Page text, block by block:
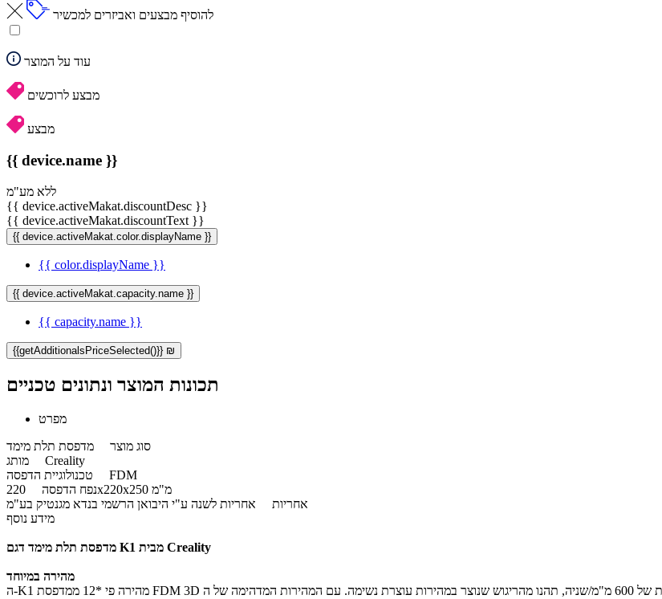
להוסיף מבצעים ואביזרים למכשיר
עוד על המוצר
מבצע לרוכשים
מבצע
{{ device.name }}
ללא מע"מ
{{ device.activeMakat.discountDesc }}
{{ device.activeMakat.discountText }}
{{ device.activeMakat.color.displayName }}
{{ color.displayName }}
{{ device.activeMakat.capacity.name }}
{{ capacity.name }}
{{getAdditionalsPriceSelected()}} ₪
תכונות המוצר ונתונים טכניים
מפרט
סוג מוצר מדפסת תלת מימד
מותג Creality
טכנולוגיית הדפסה FDM
נפח הדפסה
220x220x250 מ"מ
אחריות אחריות לשנה ע"י היבואן הרשמי בנדא מגנטיק בע"מ
מידע נוסף
מדפסת תלת מימד דגם K1 מבית Creality
מהירה במיוחד